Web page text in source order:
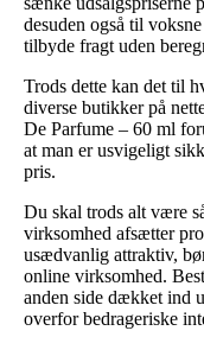
desuden også til
tilbyde fragt uden
Trods dette kan det til
diverse butikker på
De Parfume – 60 ml
at man er usvigeligt
pris.
Du skal trods alt være
virksomhed afsætter
usædvanlig attraktiv,
online virksomhed.
anden side dækket ind
overfor bedrageriske